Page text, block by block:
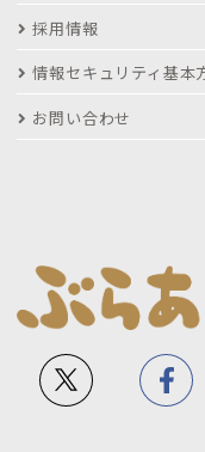
採用情報
情報セキュリティ基本
お問い合わせ